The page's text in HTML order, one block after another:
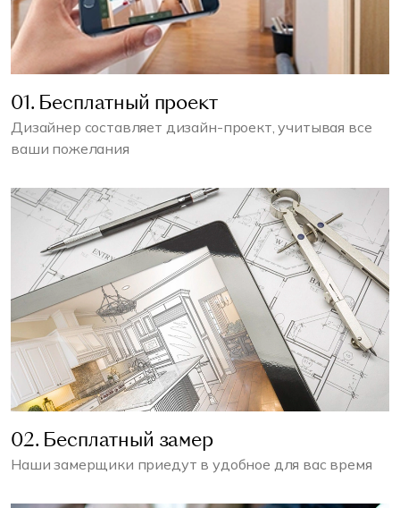
01. Бесплатный проект
Дизайнер составляет дизайн-проект, учитывая все
ваши пожелания
02. Бесплатный замер
Наши замерщики приедут в удобное для вас время